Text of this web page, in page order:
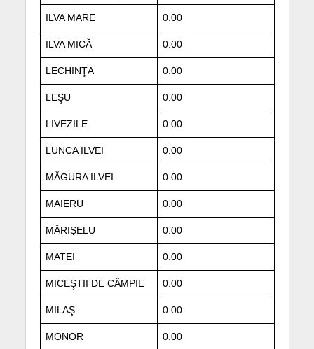
ILVA MARE 0.00
ILVA MICĂ 0.00
LECHINŢA 0.00
LEŞU 0.00
LIVEZILE 0.00
LUNCA ILVEI 0.00
MĂGURA ILVEI 0.00
MAIERU 0.00
MĂRIŞELU 0.00
MATEI 0.00
MICEŞTII DE CÂMPIE 0.00
MILAŞ 0.00
MONOR 0.00